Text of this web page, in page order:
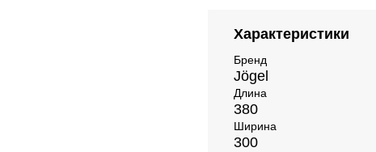
Характеристики
Бренд
Jögel
Длина
380
Ширина
300